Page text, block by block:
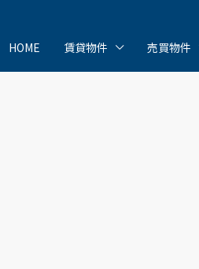
HOME 賃貸物件 売買物件